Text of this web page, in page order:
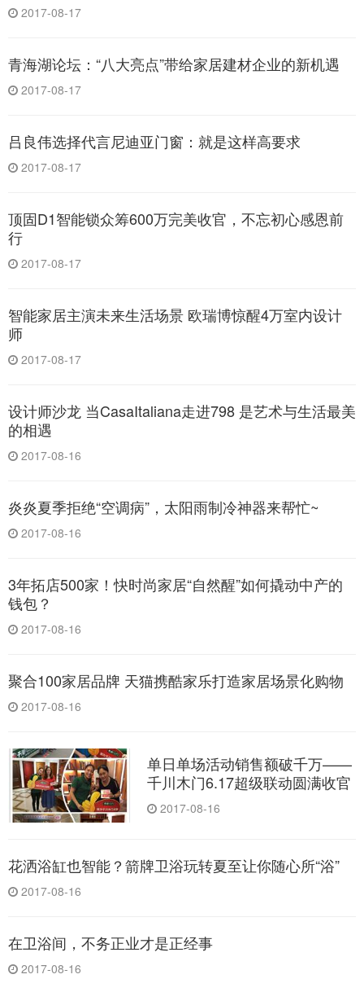
2017-08-17
青海湖论坛：“八大亮点”带给家居建材企业的新机遇
2017-08-17
吕良伟选择代言尼迪亚门窗：就是这样高要求
2017-08-17
顶固D1智能锁众筹600万完美收官，不忘初心感恩前
行
2017-08-17
智能家居主演未来生活场景 欧瑞博惊醒4万室内设计
师
2017-08-17
设计师沙龙 当CasaItaliana走进798 是艺术与生活最美
的相遇
2017-08-16
炎炎夏季拒绝“空调病”，太阳雨制冷神器来帮忙~
2017-08-16
3年拓店500家！快时尚家居“自然醒”如何撬动中产的
钱包？
2017-08-16
聚合100家居品牌 天猫携酷家乐打造家居场景化购物
2017-08-16
单日单场活动销售额破千万——
千川木门6.17超级联动圆满收官
2017-08-16
花洒浴缸也智能？箭牌卫浴玩转夏至让你随心所“浴”
2017-08-16
在卫浴间，不务正业才是正经事
2017-08-16